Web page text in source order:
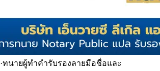
·ทนายผู้ทำคำรับรองลายมือชื่อและ